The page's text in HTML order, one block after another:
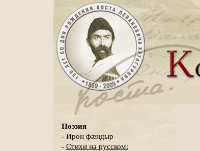
Поэзия
- Ирон фæндыр
- Стихи на русском: